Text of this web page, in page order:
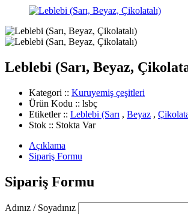
Leblebi (Sarı, Beyaz,
Kategori :: Kuruyemiş çeşitleri
Ürün Kodu :: lsbç
Etiketler :: Leblebi (Sarı , Beyaz ,
Stok :: Stokta Var
Açıklama
Sipariş Formu
Sipariş Formu
Adınız / Soyadınız